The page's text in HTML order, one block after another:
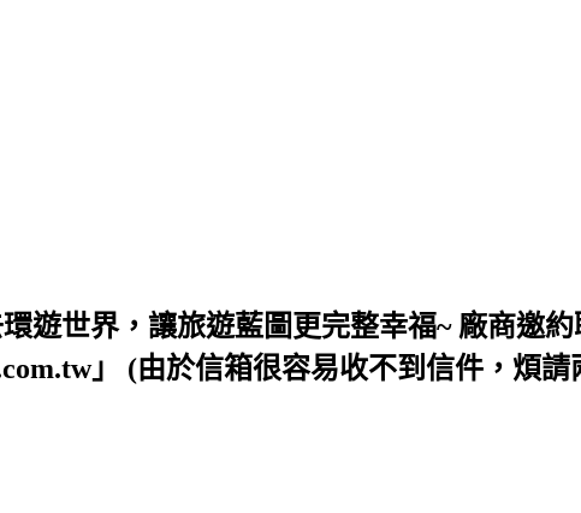
遊世界，讓旅遊藍圖更完整幸福~ 廠商邀約
」 (由於信箱很容易收不到信件，煩